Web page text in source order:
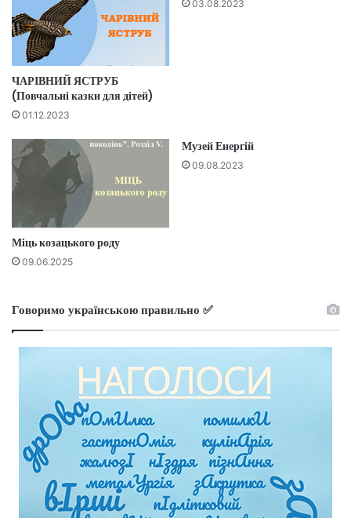
ЧАРІВНИЙ ЯСТРУБ
(Повчальні казки для дітей)
01.12.2023
03.08.2023
Міць козацького роду
09.06.2025
Музей Енергій
09.08.2023
Говоримо українською правильно ✅